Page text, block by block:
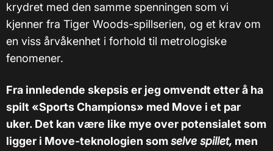
krydret med den samme spenningen som vi
kjenner fra Tiger Woods-spillserien, og et krav om
en viss årvåkenhet i forhold til metrologiske
fenomener.
Fra innledende skepsis er jeg omvendt etter å ha
spilt «Sports Champions» med Move i et par
uker. Det kan være like mye over potensialet som
ligger i Move-teknologien somselve spillet, men